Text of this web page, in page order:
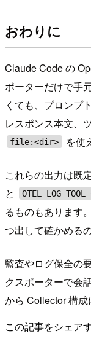
おわりに
Claude Code の
ポーターだけで手
くても、プロンプ
レスポンス本文、
file:<dir> を使
これらの出力は既
と
るものもあります
つ出して確かめる
監査やログ保全の
クスポーターで会
から Collector 構成
この記事をシェア